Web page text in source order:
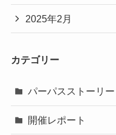
2025年2月
カテゴリー
パーパスストーリー
開催レポート